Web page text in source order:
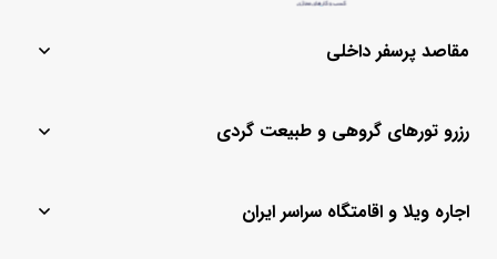
مقاصد پرسفر داخلی
تهران
ماسال
کیش
رزرو تورهای گروهی و طبیعت گردی
تور لحظه آخری
تور کیش از مشهداجاره ویلا و اقامتگاه سراسر ایران